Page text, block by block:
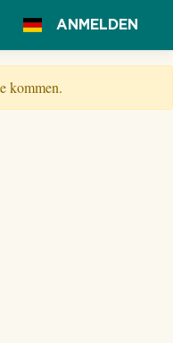
ANMELDEN
kommen.